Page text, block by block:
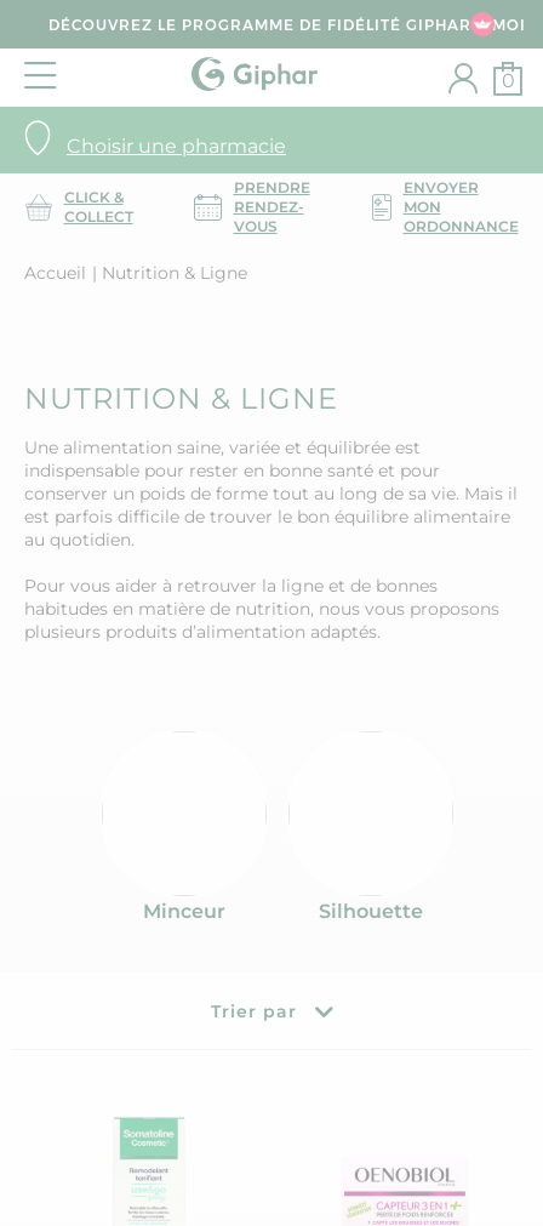
DÉCOUVREZ LE PROGRAMME DE FIDÉLITÉ GIPHAR & MOI
Choisir une pharmacie
0
CLICK &
COLLECT
PRENDRE
RENDEZ-
VOUS
ENVOYER
MON
ORDONNANCE
Accueil Nutrition & Ligne
NUTRITION & LIGNE
Une alimentation saine, variée et équilibrée est
indispensable pour rester en bonne santé et pour
conserver un poids de forme tout au long de sa vie. Mais il
est parfois difficile de trouver le bon équilibre alimentaire
au quotidien.
Pour vous aider à retrouver la ligne et de bonnes
habitudes en matière de nutrition, nous vous proposons
plusieurs produits d’alimentation adaptés.
Minceur Silhouette
Trier par